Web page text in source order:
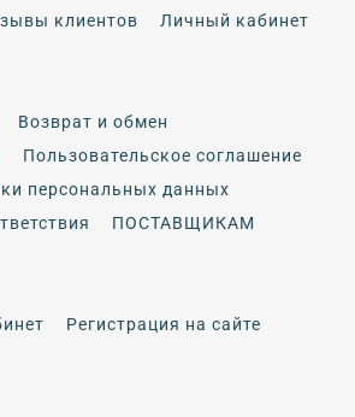
клиентов
Личный кабинет
Возврат и обмен
Пользовательское соглашение
персональных данных
ПОСТАВЩИКАМ
Регистрация на сайте